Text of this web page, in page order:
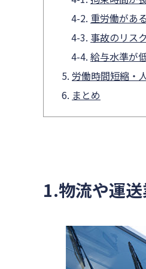
重労働がある
事故のリス
給与水準が
労働時間短縮・
まとめ
1.物流や運